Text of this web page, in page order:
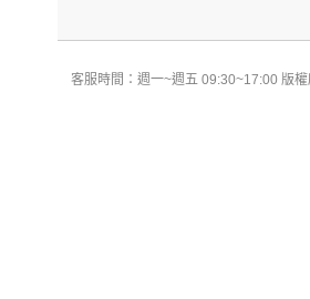
客服時間：週一~週五 09:30~17:00 版